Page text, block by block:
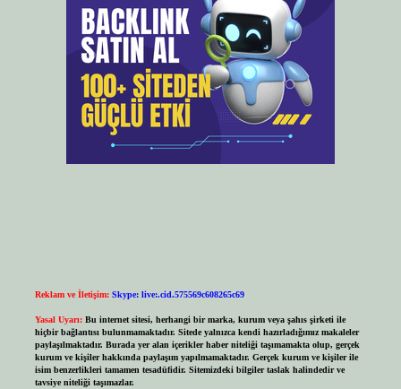
Reklam ve İletişim: Skype: live:.cid.575569c608265c69
Yasal Uyarı: Bu internet sitesi, herhangi bir marka, kurum veya şahıs şirketi ile
hiçbir bağlantısı bulunmamaktadır. Sitede yalnızca kendi hazırladığımız makaleler
paylaşılmaktadır. Burada yer alan içerikler haber niteliği taşımamakta olup, gerçek
kurum ve kişiler hakkında paylaşım yapılmamaktadır. Gerçek kurum ve kişiler ile
isim benzerlikleri tamamen tesadüfidir. Sitemizdeki bilgiler taslak halindedir ve
tavsiye niteliği taşımazlar.